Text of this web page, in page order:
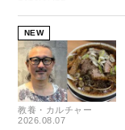
NEW
教養・カルチャー
2026.08.07